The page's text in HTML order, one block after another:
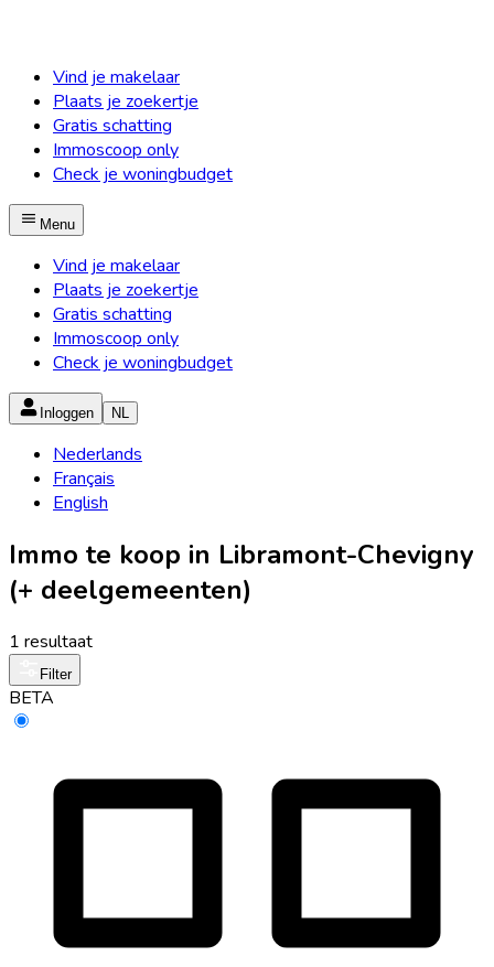
Vind je makelaar
Plaats je zoekertje
Gratis schatting
Immoscoop only
Check je woningbudget
Menu
Vind je makelaar
Plaats je zoekertje
Gratis schatting
Immoscoop only
Check je woningbudget
Inloggen NL
Nederlands
Français
English
Immo te koop in Libramont-Chevigny
(+ deelgemeenten)
1 resultaat
Filter
BETA